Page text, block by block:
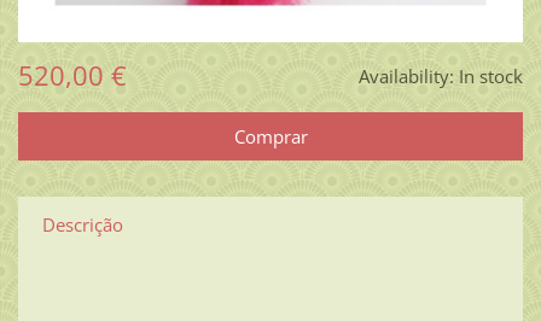
Availability: In stock
520,00 €
Descrição